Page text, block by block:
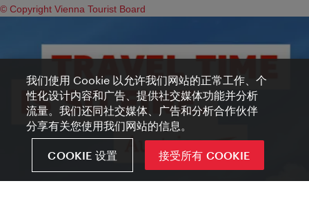
© Copyright Vienna Tourist Board
我们使用 Cookie 以允许我们网站的正常工作、个
性化设计内容和广告、提供社交媒体功能并分析
流量。我们还同社交媒体、广告和分析合作伙伴
分享有关您使用我们网站的信息。
COOKIE 设置 接受所有 COOKIE